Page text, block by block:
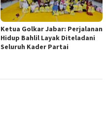
Ketua Golkar Jabar: Perjalanan
Hidup Bahlil Layak Diteladani
Seluruh Kader Partai